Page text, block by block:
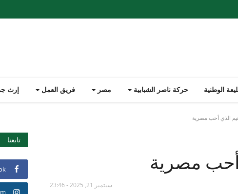
الوطنية حركة ناصر الشبابية مصر فريق العمل إرث
الذي أحب مصرية
أحب مصرية
سبتمبر 21, 2025 - 23:46
تابعنا